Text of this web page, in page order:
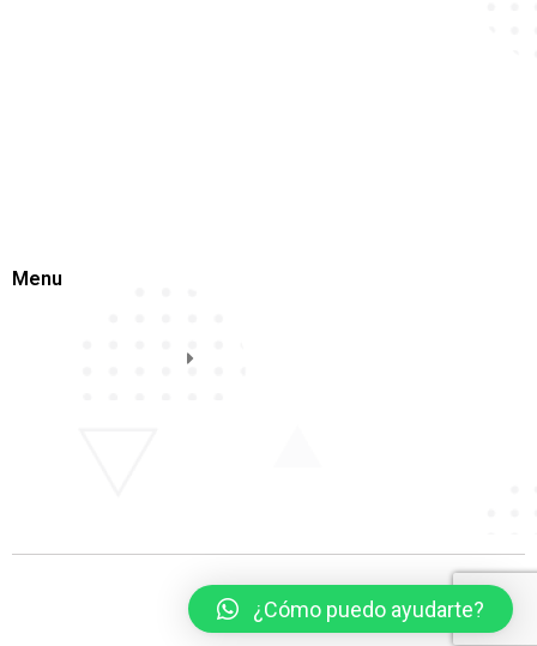
Menu
¿Cómo puedo ayudarte?